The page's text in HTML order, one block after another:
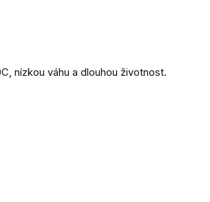
nízkou váhu a dlouhou životnost.